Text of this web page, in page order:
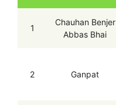
1
Chauhan Benjer
Abbas Bhai
2 Ganpat